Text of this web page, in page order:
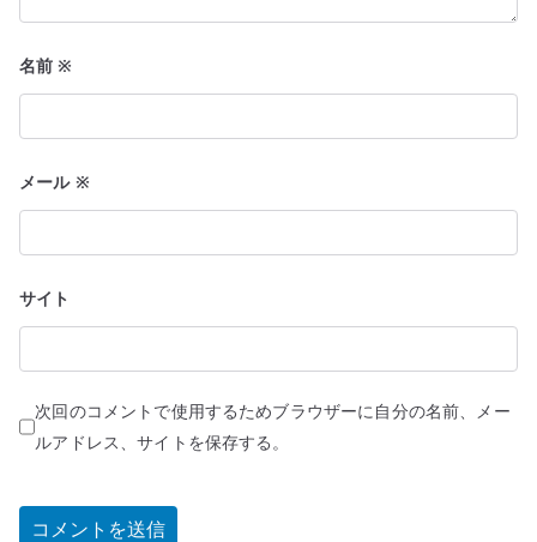
名前※
メール ※
サイト
次回のコメントで使用するためブラウザーに自分の名前、メー
ルアドレス、サイトを保存する。